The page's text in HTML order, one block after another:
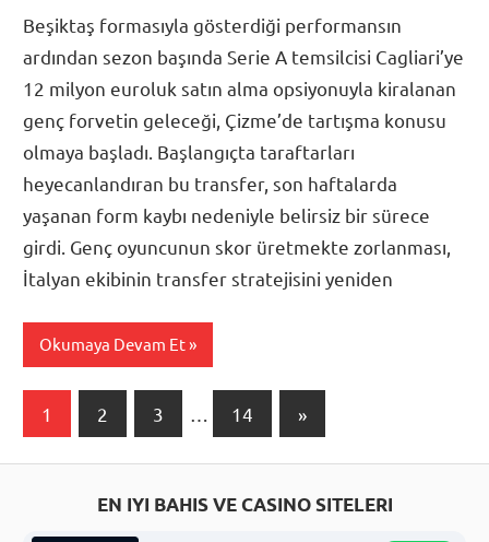
Beşiktaş formasıyla gösterdiği performansın
ardından sezon başında Serie A temsilcisi Cagliari’ye
12 milyon euroluk satın alma opsiyonuyla kiralanan
genç forvetin geleceği, Çizme’de tartışma konusu
olmaya başladı. Başlangıçta taraftarları
heyecanlandıran bu transfer, son haftalarda
yaşanan form kaybı nedeniyle belirsiz bir sürece
girdi. Genç oyuncunun skor üretmekte zorlanması,
İtalyan ekibinin transfer stratejisini yeniden
Okumaya Devam Et
Yazı
sayfalaması
1 2 3 14
Next
Posts
»
EN IYI BAHIS VE CASINO SITELERI